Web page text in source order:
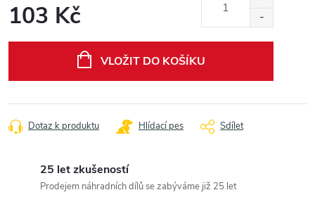
103 Kč
VLOŽIT DO KOŠÍKU
Dotaz k produktu Hlídací pes Sdílet
25 let zkušeností
Prodejem náhradních dílů se zabýváme již 25 let